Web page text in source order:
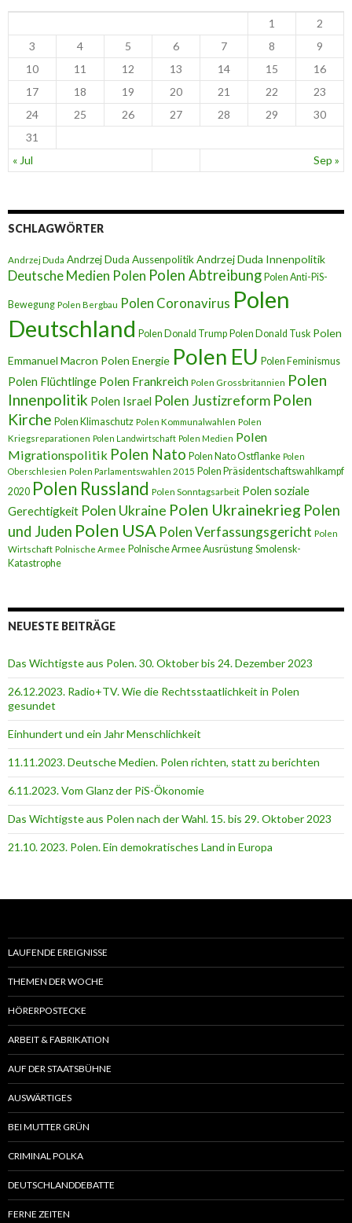
« Jul Sep »
1
2
3
4 5 6 7 8
9
10
11 12 13 14 15
16
17
18 19 20 21 22
23
24
25 26 27 28 29
30
31
SCHLAGWÖRTER
Andrzej Duda Andrzej Duda AussenpolitikAndrzej Duda Innenpolitik
Deutsche Medien Polen Polen Abtreibung Polen Anti-PiS-
Bewegung Polen Bergbau Polen Coronavirus Polen
Deutschland Polen Donald Trump Polen Donald Tusk Polen
Emmanuel Macron Polen Energie Polen EU Polen Feminismus
Polen Flüchtlinge Polen Frankreich Polen Grossbritannien Polen
Innenpolitik Polen Israel Polen Justizreform Polen
Kirche Polen Klimaschutz Polen Kommunalwahlen Polen
Kriegsreparationen Polen Landwirtschaft Polen Medien Polen
Migrationspolitik Polen Nato Polen Nato Ostflanke Polen
Oberschlesien Polen Parlamentswahlen 2015 Polen Präsidentschaftswahlkampf
2020 Polen Russland Polen Sonntagsarbeit Polen soziale
Gerechtigkeit Polen Ukraine Polen Ukrainekrieg Polen
und Juden Polen USA Polen Verfassungsgericht Polen
Wirtschaft Polnische Armee Polnische Armee Ausrüstung Smolensk-
Katastrophe
NEUESTE BEITRÄGE
Das Wichtigste aus Polen. 30. Oktober bis 24. Dezember 2023
26.12.2023. Radio+TV. Wie die Rechtsstaatlichkeit in Polen
gesundet
Einhundert und ein Jahr Menschlichkeit
11.11.2023. Deutsche Medien. Polen richten, statt zu berichten
6.11.2023. Vom Glanz der PiS-Ӧkonomie
Das Wichtigste aus Polen nach der Wahl. 15. bis 29. Oktober 2023
21.10. 2023. Polen. Ein demokratisches Land in Europa
LAUFENDE EREIGNISSE
THEMEN DER WOCHE
HÖRERPOSTECKE
ARBEIT & FABRIKATION
AUF DER STAATSBÜHNE
AUSWÄRTIGES
BEI MUTTER GRÜN
CRIMINAL POLKA
DEUTSCHLANDDEBATTE
FERNE ZEITEN